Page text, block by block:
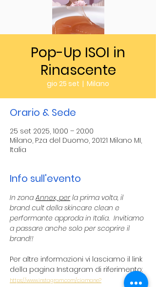
Pop-Up ISOI in
Rinascente
gio 25 set
  |
Milano
Orario & Sede
25 set 2025, 10:00 – 20:00
Milano, P.za del Duomo, 20121 Milano MI,
Italia
Info sull'evento
In zona Annex, per la prima volta, il
brand cult della skincare clean e
performante approda in Italia.  Invitiamo
a passare anche solo per scoprire il
brand!!
Per altre informazioni vi lasciamo il link
della pagina Instagram di riferimento:
https://www.instagram.com/ciamane?